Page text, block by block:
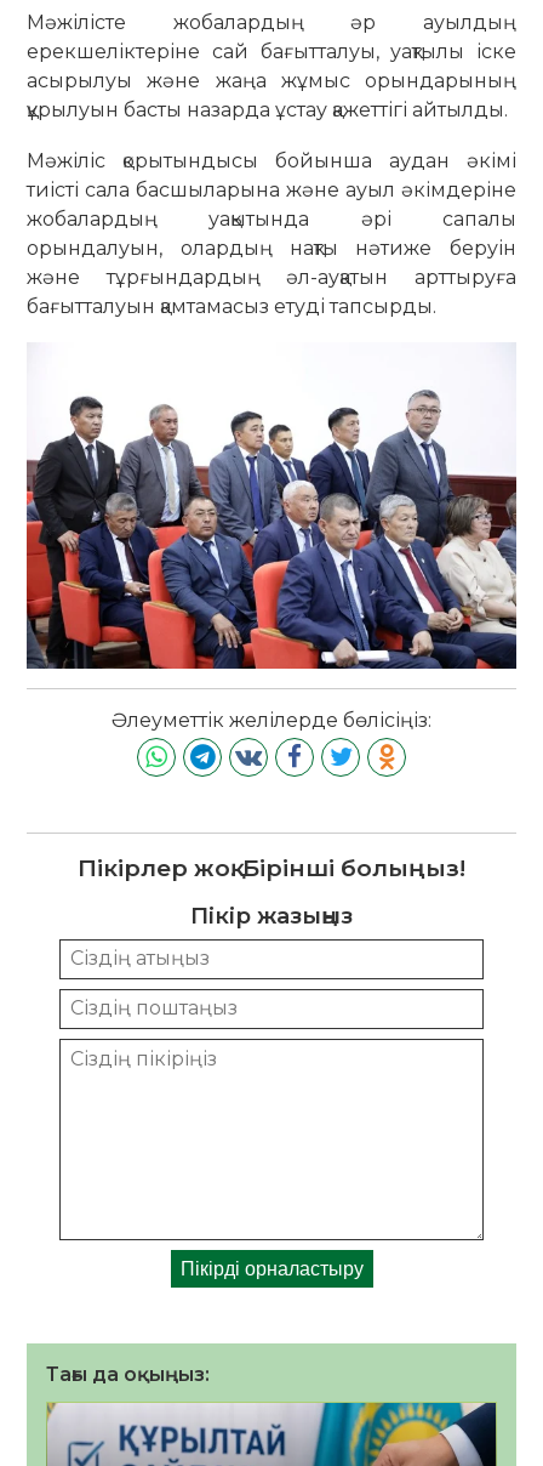
Мәжілісте жобалардың әр ауылдың
ерекшеліктеріне сай бағытталуы, уақтылы іске
асырылуы және жаңа жұмыс орындарының
құрылуын басты назарда ұстау қажеттігі айтылды.
Мәжіліс қорытындысы бойынша аудан әкімі
тиісті сала басшыларына және ауыл әкімдеріне
жобалардың уақытында әрі сапалы
орындалуын, олардың нақты нәтиже беруін
және тұрғындардың әл-ауқатын арттыруға
бағытталуын қамтамасыз етуді тапсырды.
Әлеуметтік желілерде бөлісіңіз:
Пікірлер жоқ. Бірінші болыңыз!
Пікір жазыңыз
Тағы да оқыңыз: